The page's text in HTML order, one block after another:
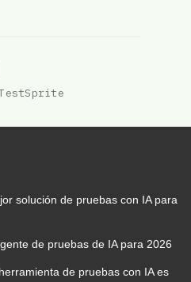
solución de pruebas con IA para
de pruebas de IA para 2026
de pruebas con IA es